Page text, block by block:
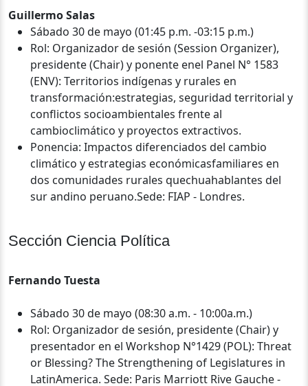
Guillermo Salas
Sábado 30 de mayo (01:45 p.m. -03:15 p.m.)
Rol: Organizador de sesión (Session Organizer),
presidente (Chair) y ponente enel Panel N° 1583
(ENV): Territorios indígenas y rurales en
transformación:estrategias, seguridad territorial y
conflictos socioambientales frente al
cambioclimático y proyectos extractivos.
Ponencia: Impactos diferenciados del cambio
climático y estrategias económicasfamiliares en
dos comunidades rurales quechuahablantes del
sur andino peruano.Sede: FIAP - Londres.
Sección Ciencia Política
Fernando Tuesta
Sábado 30 de mayo (08:30 a.m. - 10:00a.m.)
Rol: Organizador de sesión, presidente (Chair) y
presentador en el Workshop N°1429 (POL): Threat
or Blessing? The Strengthening of Legislatures in
LatinAmerica. Sede: Paris Marriott Rive Gauche -